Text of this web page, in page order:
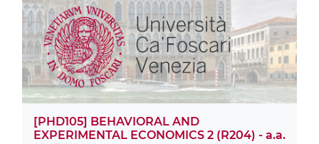
[PHD105] BEHAVIORAL AND
EXPERIMENTAL ECONOMICS 2 (R204) - a.a.